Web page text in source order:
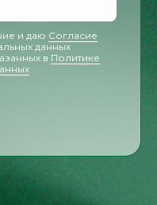
и даю Согласие
данных
в Политике